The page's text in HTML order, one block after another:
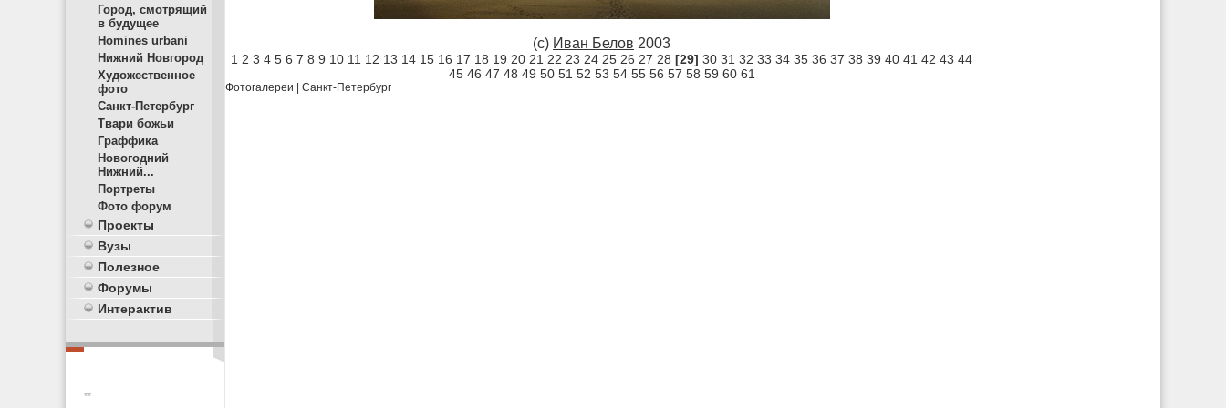
Город, смотрящий
в будущее
Homines urbani
Нижний Новгород
Художественное
фото
Санкт-Петербург
Твари божьи
Граффика
Новогодний
Нижний...
Портреты
Фото форум
Проекты
Вузы
Полезное
Форумы
Интерактив
**
(c) Иван Белов 2003
1 2 3 4 5 6 7 8 9 10 11 12 13 14 15 16 17 18 19 20 21 22 23 24 25 26 27 28 [29] 30 31 32 33 34 35 36 37 38 39 40 41 42 43 44
45 46 47 48 49 50 51 52 53 54 55 56 57 58 59 60 61
Фотогалереи Санкт-Петербург